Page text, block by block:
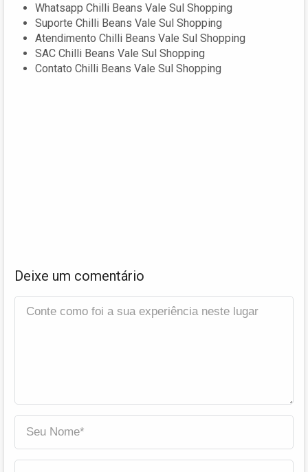
Whatsapp Chilli Beans Vale Sul Shopping
Suporte Chilli Beans Vale Sul Shopping
Atendimento Chilli Beans Vale Sul Shopping
SAC Chilli Beans Vale Sul Shopping
Contato Chilli Beans Vale Sul Shopping
Deixe um comentário